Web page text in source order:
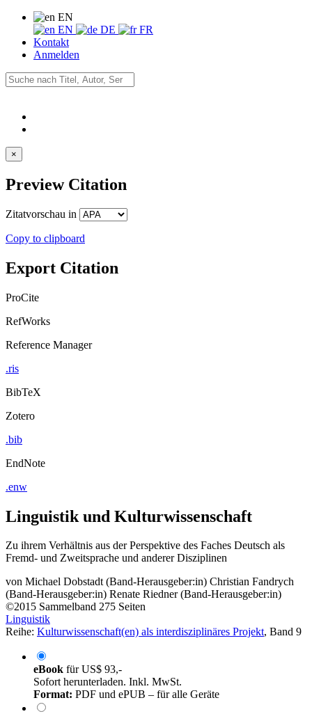
EN
EN
DE
FR
Kontakt
Anmelden
×
Preview Citation
Zitatvorschau in
Copy to clipboard
Export Citation
ProCite
RefWorks
Reference Manager
.ris
BibTeX
Zotero
.bib
EndNote
.enw
Linguistik und Kulturwissenschaft
Zu ihrem Verhältnis aus der Perspektive des Faches Deutsch als
Fremd- und Zweitsprache und anderer Disziplinen
von Michael Dobstadt (Band-Herausgeber:in) Christian Fandrych
(Band-Herausgeber:in) Renate Riedner (Band-Herausgeber:in)
©2015 Sammelband 275 Seiten
Linguistik
Reihe: Kulturwissenschaft(en) als interdisziplinäres Projekt, Band 9
eBook fürUS$ 93,-
Sofort herunterladen. Inkl. MwSt.
Format: PDF und ePUB – für alle Geräte